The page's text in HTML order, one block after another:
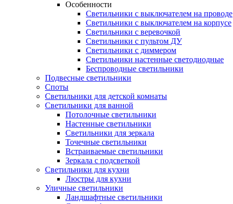
Особенности
Светильники с выключателем на проводе
Светильники с выключателем на корпусе
Светильники с веревочкой
Светильники с пультом ДУ
Светильники с диммером
Светильники настенные светодиодные
Беспроводные светильники
Подвесные светильники
Споты
Светильники для детской комнаты
Светильники для ванной
Потолочные светильники
Настенные светильники
Светильники для зеркала
Точечные светильники
Встраиваемые светильники
Зеркала с подсветкой
Светильники для кухни
Люстры для кухни
Уличные светильники
Ландшафтные светильники